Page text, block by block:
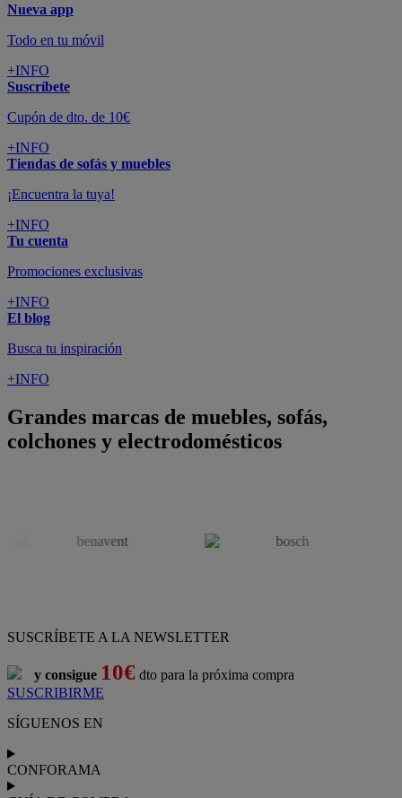
Nueva app
Todo en tu móvil
+INFO
Suscríbete
Cupón de dto. de 10€
+INFO
Tiendas de sofás y muebles
¡Encuentra la tuya!
+INFO
Tu cuenta
Promociones exclusivas
+INFO
El blog
Busca tu inspiración
+INFO
Grandes marcas de muebles, sofás,
colchones y electrodomésticos
SUSCRÍBETE A LA NEWSLETTER
y consigue 10€ dto para la próxima compra
SUSCRIBIRME
SÍGUENOS EN
CONFORAMA